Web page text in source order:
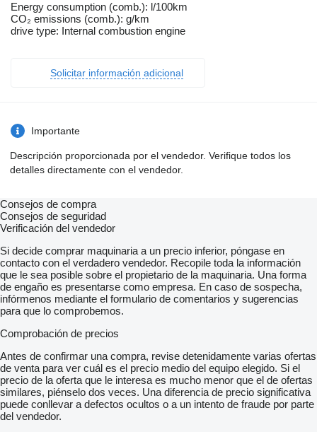
Energy consumption (comb.): l/100km
CO₂ emissions (comb.): g/km
drive type: Internal combustion engine
Solicitar información adicional
Importante
Descripción proporcionada por el vendedor. Verifique todos los
detalles directamente con el vendedor.
Consejos de compra
Consejos de seguridad
Verificación del vendedor
Si decide comprar maquinaria a un precio inferior, póngase en
contacto con el verdadero vendedor. Recopile toda la información
que le sea posible sobre el propietario de la maquinaria. Una forma
de engaño es presentarse como empresa. En caso de sospecha,
infórmenos mediante el formulario de comentarios y sugerencias
para que lo comprobemos.
Comprobación de precios
Antes de confirmar una compra, revise detenidamente varias ofertas
de venta para ver cuál es el precio medio del equipo elegido. Si el
precio de la oferta que le interesa es mucho menor que el de ofertas
similares, piénselo dos veces. Una diferencia de precio significativa
puede conllevar a defectos ocultos o a un intento de fraude por parte
del vendedor.